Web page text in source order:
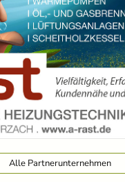
Alle Partnerunternehmen